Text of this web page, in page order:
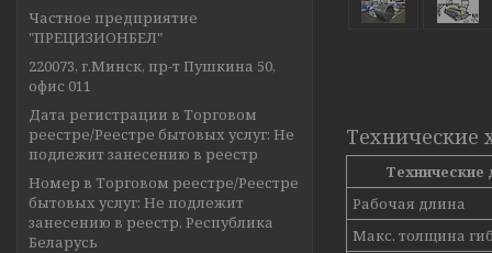
Технические
Технические
Рабочая длина
Макс. толщина
Частное предприятие
"ПРЕЦИЗИОНБЕЛ"
220073, г.Минск, пр-т Пушкина 50,
офис 011
Дата регистрации в Торговом
реестре/Реестре бытовых услуг: Не
подлежит занесению в реестр
Номер в Торговом реестре/Реестре
бытовых услуг: Не подлежит
занесению в реестр, Республика
Беларусь